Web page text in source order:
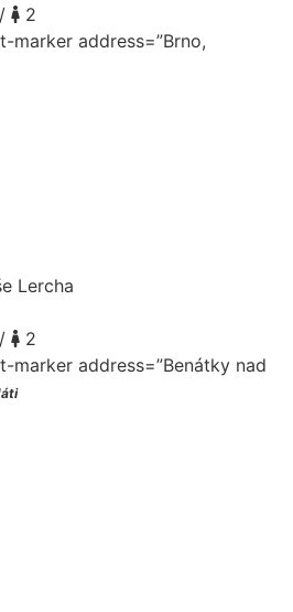
2
address=”Brno,
Lercha
2
address=”Benátky nad